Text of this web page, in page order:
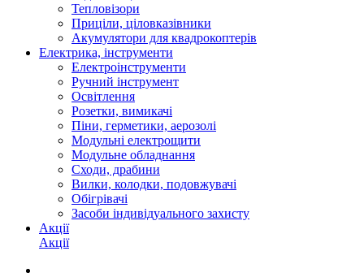
Тепловізори
Приціли, ціловказівники
Акумулятори для квадрокоптерів
Електрика, інструменти
Електроінструменти
Ручний інструмент
Освітлення
Розетки, вимикачі
Піни, герметики, аерозолі
Модульні електрощити
Модульне обладнання
Сходи, драбини
Вилки, колодки, подовжувачі
Обігрівачі
Засоби індивідуального захисту
Акції
Акції